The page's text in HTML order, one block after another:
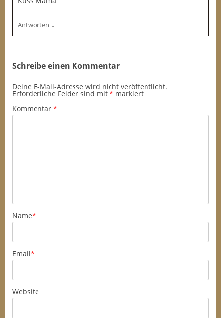
Antworten ↓
Schreibe einen Kommentar
Deine E-Mail-Adresse wird nicht veröffentlicht.
Erforderliche Felder sind mit * markiert
Kommentar *
Name*
Email*
Website